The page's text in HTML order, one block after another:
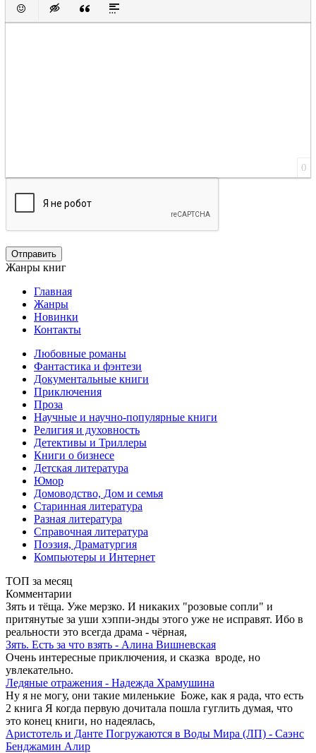
Вставить смайлик
Вставка скрытого текста
Вставка цитаты
Вставка спойлера
0
Отправить
Жанры книг
Главная
Жанры
Новинки
Контакты
Любовные романы
Фантастика и фэнтези
Документальные книги
Приключения
Проза
Научные и научно-популярные книги
Религия и духовность
Детективы и Триллеры
Книги о бизнесе
Детская литература
Юмор
Домоводство, Дом и семья
Старинная литература
Разная литература
Справочная литература
Поэзия, Драматургия
Компьютеры и Интернет
ТОП за месяц
Комментарии
Зять и тёща. Уже мерзко. И никаких "розовые сопли" и
притянутые за уши хэппи-энды этого уже не исправят. Ибо в
реальности это всегда драма - чёрная,
Зять. Есть за что взять - Алина Вишневская
Очень интересные приключения, и сказка вроде, но
увлекательно.
Ледяные отражения - Надежда Храмушина
Ну я не могу, они такие миленькие Боже, как я рада, что есть
2 книга Я когда первую дочитала пошла гуглить думая, что
это конец книги, но надеялась,
Аристотель и Данте Погружаются в Воды Мира (ЛП) - Саэнс
Бенджамин Алир